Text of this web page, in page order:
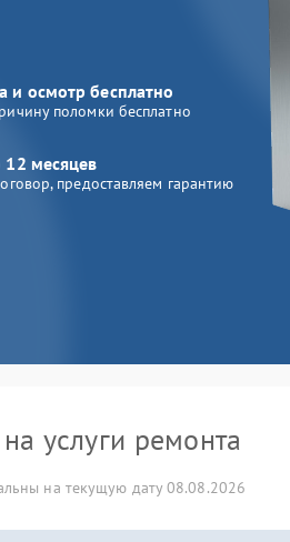
и осмотр бесплатно
поломки бесплатно
12 месяцев
предоставляем гарантию
услуги ремонта
на текущую дату 08.08.2026